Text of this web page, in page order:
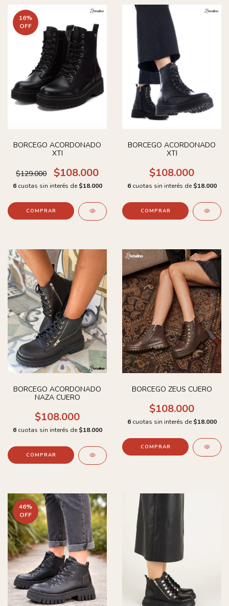
16%
OFF
BORCEGO ACORDONADO
XTI
$129.000 $108.000
6 cuotas sin interés de $18.000
COMPRAR
BORCEGO ACORDONADO
XTI
$108.000
6 cuotas sin interés de $18.000
COMPRAR
BORCEGO ACORDONADO
NAZA CUERO
$108.000
6 cuotas sin interés de $18.000
COMPRAR
BORCEGO ZEUS CUERO
$108.000
6 cuotas sin interés de $18.000
COMPRAR
46%
OFF